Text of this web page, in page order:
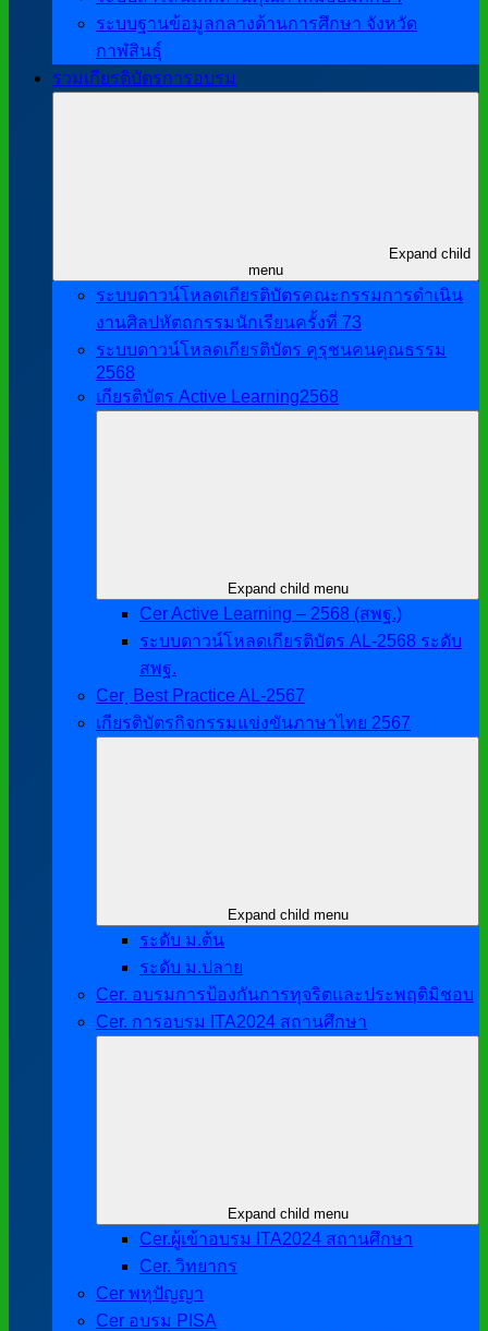
ระบบฐานข้อมูลกลางด้านการศึกษา จังหวัด
กาฬสินธุ์
รวมเกียรติบัตรการอบรม
Expand child
menu
ระบบดาวน์โหลดเกียรติบัตรคณะกรรมการดำเนิน
งานศิลปหัตถกรรมนักเรียนครั้งที่ 73
ระบบดาวน์โหลดเกียรติบัตร คุรุชนคนคุณธรรม
2568
เกียรติบัตร Active Learning2568
Expand child menu
Cer Active Learning – 2568 (สพฐ.)
ระบบดาวน์โหลดเกียรติบัตร AL-2568 ระดับ
สพฐ.
Cer ฺ Best Practice AL-2567
เกียรติบัตรกิจกรรมแข่งขันภาษาไทย 2567
Expand child menu
ระดับ ม.ต้น
ระดับ ม.ปลาย
Cer. อบรมการป้องกันการทุจริตและประพฤติมิชอบ
Cer. การอบรม ITA2024 สถานศึกษา
Expand child menu
Cer.ผู้เข้าอบรม ITA2024 สถานศึกษา
Cer. วิทยากร
Cer พหุปัญญา
Cer อบรม PISA